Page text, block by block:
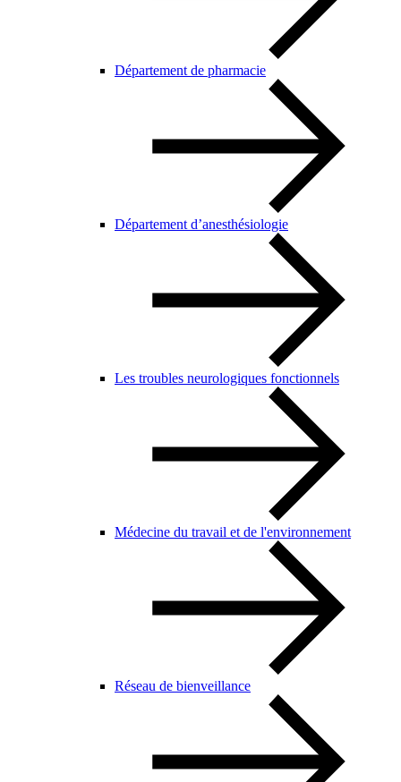
Département de pharmacie
Département d’anesthésiologie
Les troubles neurologiques fonctionnels
Médecine du travail et de l'environnement
Réseau de bienveillance